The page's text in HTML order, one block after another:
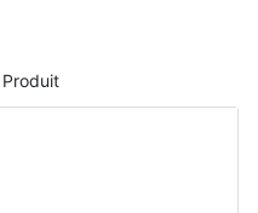
Produit